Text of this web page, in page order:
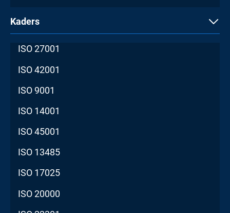
Kaders
ISO 27001
ISO 42001
ISO 9001
ISO 14001
ISO 45001
ISO 13485
ISO 17025
ISO 20000